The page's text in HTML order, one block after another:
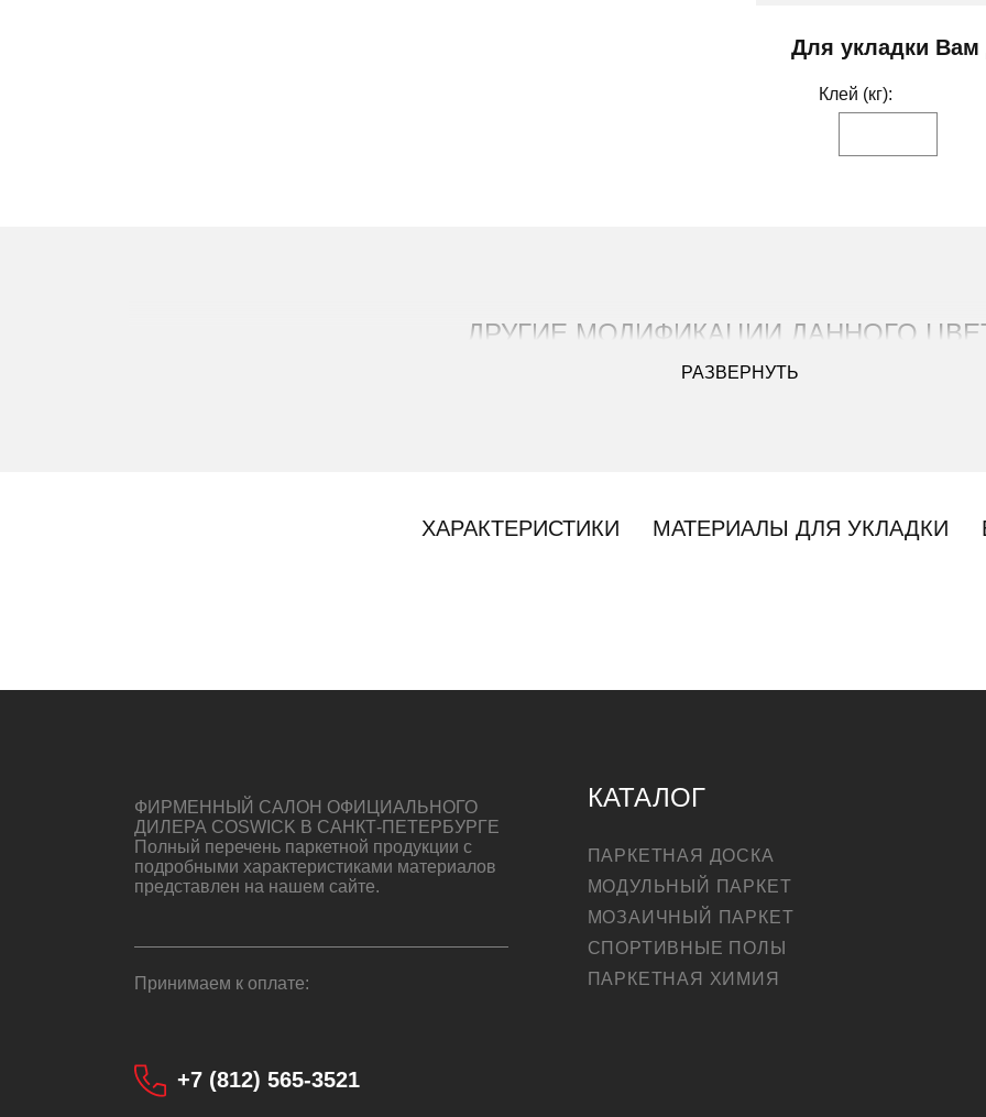
Для укладки Вам
Клей (кг):
ДРУГИЕ МОДИФИКАЦИИ ДАННОГО
РАЗВЕРНУТЬ
ХАРАКТЕРИСТИКИ МАТЕРИАЛЫ ДЛЯ УКЛАДКИ
ФИРМЕННЫЙ САЛОН ОФИЦИАЛЬНОГО
ДИЛЕРА COSWICK В САНКТ-ПЕТЕРБУРГЕ
Полный перечень паркетной продукции с
подробными характеристиками материалов
представлен на нашем сайте.
Принимаем к оплате:
+7 (812) 565-3521
КАТАЛОГ
ПАРКЕТНАЯ ДОСКА
МОДУЛЬНЫЙ ПАРКЕТ
МОЗАИЧНЫЙ ПАРКЕТ
СПОРТИВНЫЕ ПОЛЫ
ПАРКЕТНАЯ ХИМИЯ